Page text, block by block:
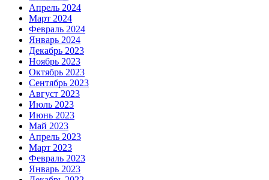
Апрель 2024
Март 2024
Февраль 2024
Январь 2024
Декабрь 2023
Ноябрь 2023
Октябрь 2023
Сентябрь 2023
Август 2023
Июль 2023
Июнь 2023
Май 2023
Апрель 2023
Март 2023
Февраль 2023
Январь 2023